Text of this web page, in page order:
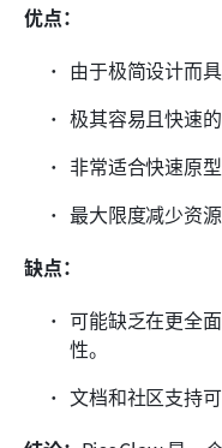
优点：
由于极简设计而
极其容易且快速的
非常适合快速原
最大限度减少资
缺点：
可能缺乏在更全
性。
文档和社区支持